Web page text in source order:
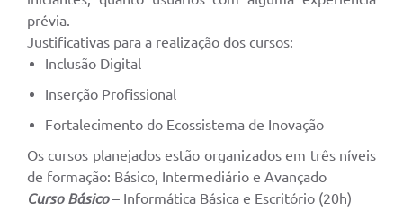
prévia.
Justificativas para a realização dos cursos:
Inclusão Digital
Inserção Profissional
Fortalecimento do Ecossistema de Inovação
Os cursos planejados estão organizados em três níveis
de formação: Básico, Intermediário e Avançado
Curso Básico– Informática Básica e Escritório (20h)